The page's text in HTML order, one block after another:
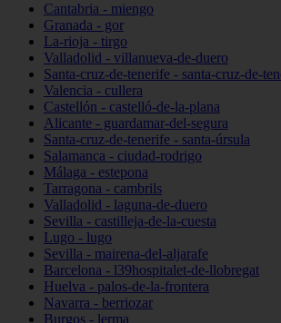
Cantabria - miengo
Granada - gor
La-rioja - tirgo
Valladolid - villanueva-de-duero
Santa-cruz-de-tenerife - santa-cruz-de-
Valencia - cullera
Castellón - castelló-de-la-plana
Alicante - guardamar-del-segura
Santa-cruz-de-tenerife - santa-úrsula
Salamanca - ciudad-rodrigo
Málaga - estepona
Tarragona - cambrils
Valladolid - laguna-de-duero
Sevilla - castilleja-de-la-cuesta
Lugo - lugo
Sevilla - mairena-del-aljarafe
Barcelona - l39hospitalet-de-llobregat
Huelva - palos-de-la-frontera
Navarra - berriozar
Burgos - lerma